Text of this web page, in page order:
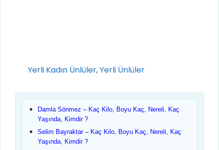
Kategoriler
Yerli Kadın Ünlüler,Yerli Ünlüler
Damla Sönmez – Kaç Kilo, Boyu Kaç, Nereli, Kaç
Yaşında, Kimdir ?
Selim Bayraktar – Kaç Kilo, Boyu Kaç, Nereli, Kaç
Yaşında, Kimdir ?